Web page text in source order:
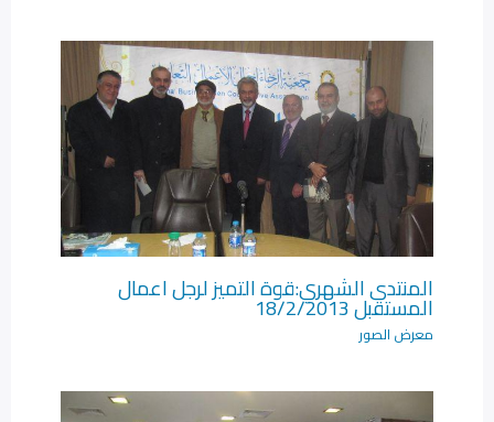
المنتدى الشهري:قوة التميز لرجل اعمال
المستقبل 18/2/2013
معرض الصور